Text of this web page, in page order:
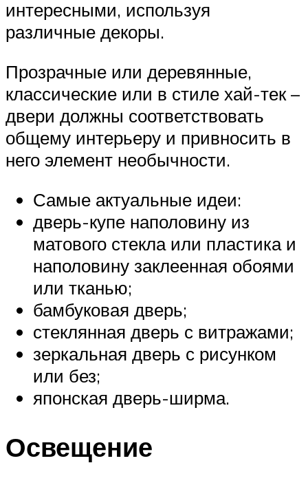
интересными, используя
различные декоры.
Прозрачные или деревянные,
классические или в стиле хай-тек –
двери должны соответствовать
общему интерьеру и привносить в
него элемент необычности.
Самые актуальные идеи:
дверь-купе наполовину из
матового стекла или пластика и
наполовину заклеенная обоями
или тканью;
бамбуковая дверь;
стеклянная дверь с витражами;
зеркальная дверь с рисунком
или без;
японская дверь-ширма.
Освещение